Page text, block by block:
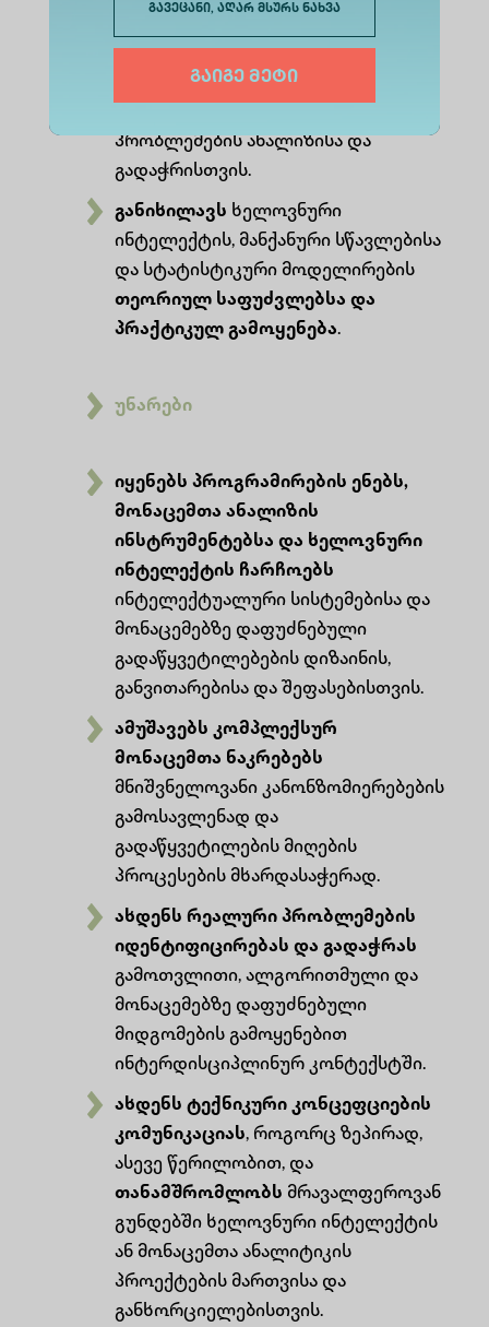
გავეცანი, აღარ მსურს ნახვა
გაიგე მეტი
ლოგიკურ მეთოდებს, მათ შორის
კალკულუსისა და დისკრეტული
პრობლემების ანალიზისა და
გადაჭრისთვის.
განიხილავს ხელოვნური
ინტელექტის, მანქანური სწავლებისა
და სტატისტიკური მოდელირების
თეორიულ საფუძვლებსა და
პრაქტიკულ გამოყენება.
უნარები
იყენებს პროგრამირების ენებს,
მონაცემთა ანალიზის
ინსტრუმენტებსა და ხელოვნური
ინტელექტის ჩარჩოებს
ინტელექტუალური სისტემებისა და
მონაცემებზე დაფუძნებული
გადაწყვეტილებების დიზაინის,
განვითარებისა და შეფასებისთვის.
ამუშავებს კომპლექსურ
მონაცემთა ნაკრებებს
მნიშვნელოვანი კანონზომიერებების
გამოსავლენად და
გადაწყვეტილების მიღების
პროცესების მხარდასაჭერად.
ახდენს რეალური პრობლემების
იდენტიფიცირებას და გადაჭრას
გამოთვლითი, ალგორითმული და
მონაცემებზე დაფუძნებული
მიდგომების გამოყენებით
ინტერდისციპლინურ კონტექსტში.
ახდენს ტექნიკური კონცეფციების
კომუნიკაციას, როგორც ზეპირად,
ასევე წერილობით, და
თანამშრომლობს მრავალფეროვან
გუნდებში ხელოვნური ინტელექტის
ან მონაცემთა ანალიტიკის
პროექტების მართვისა და
განხორციელებისთვის.